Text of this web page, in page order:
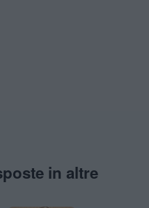
in altre